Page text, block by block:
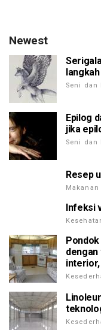
Newest
Seni dan
Epilog
jika
Seni dan
Resep
Infeksi